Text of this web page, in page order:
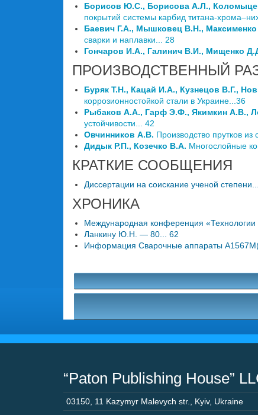
Борисов Ю.С., Борисова А.Л.,
покрытий системы карбид титана-
Баевич Г.А., Мышковец В.Н.,
сварки и наплавки... 28
Гончаров И.А., Галинич В.И., Мищенко
ПРОИЗВОДСТВЕННЫЙ
Буряк Т.Н., Кацай И.А., Кузнецов В.Г.,
коррозионностойкой стали в Украине...36
Рыбаков А.А., Гарф Э.Ф., Якимкин А.В.,
устойчивости... 42
Овчинников А.В. Производство прутков
Дидык Р.П., Козечко В.А. Многослойные
КРАТКИЕ СООБЩЕНИЯ
Диссертации на соискание ученой
ХРОНИКА
Международная конференция
Ланкину Ю.Н. — 80... 62
Информация Сварочные аппараты
“Paton Publishing House”
03150 11 Kazymyr Malevych str. Kyiv, Ukraine